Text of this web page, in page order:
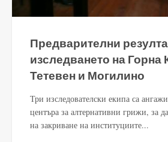
Предварителни
изследването на Горна
Тетевен и Могилино
Три изследователски екипа са
центъра за алтернативни грижи, за
на закриване на институциите...